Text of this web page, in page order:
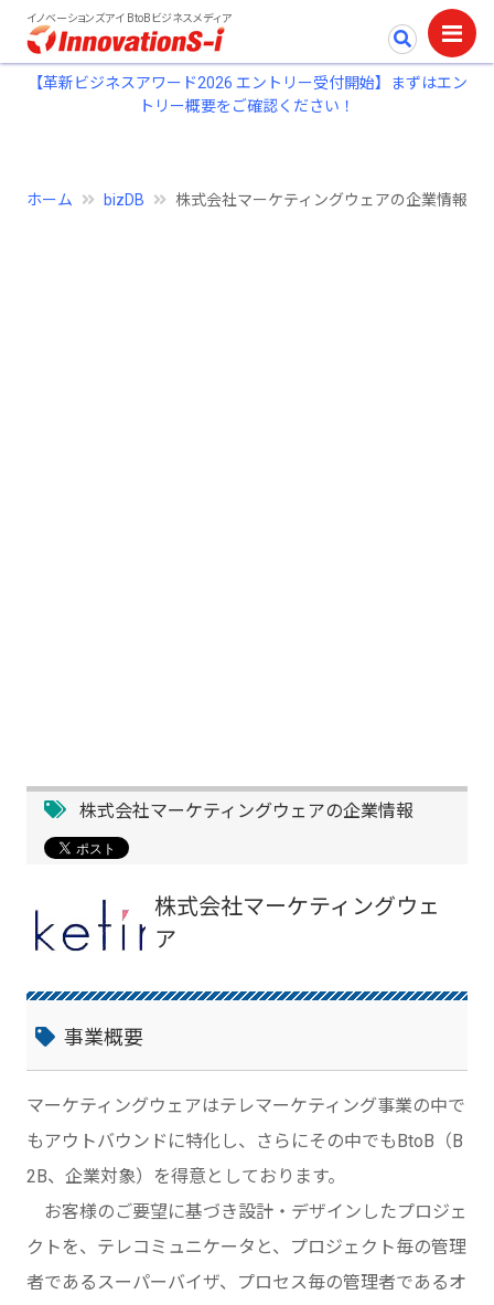
イノベーションズアイ BtoBビジネスメディア
【革新ビジネスアワード2026 エントリー受付開始】まずはエン
トリー概要をご確認ください！
ホーム bizDB 株式会社マーケティングウェアの企業情報
株式会社マーケティングウェアの企業情報
株式会社マーケティングウェ
ア
事業概要
マーケティングウェアはテレマーケティング事業の中で
もアウトバウンドに特化し、さらにその中でもBtoB（B
2B、企業対象）を得意としております。
お客様のご要望に基づき設計・デザインしたプロジェ
クトを、テレコミュニケータと、プロジェクト毎の管理
者であるスーパーバイザ、プロセス毎の管理者であるオ